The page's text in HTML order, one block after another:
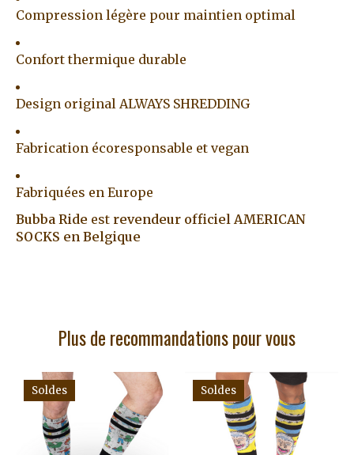
Compression légère pour maintien optimal
Confort thermique durable
Design original ALWAYS SHREDDING
Fabrication écoresponsable et vegan
Fabriquées en Europe
Bubba Ride est revendeur officiel AMERICAN
SOCKS en Belgique
Plus de recommandations pour vous
Articles du carrousel de produits
Soldes Soldes